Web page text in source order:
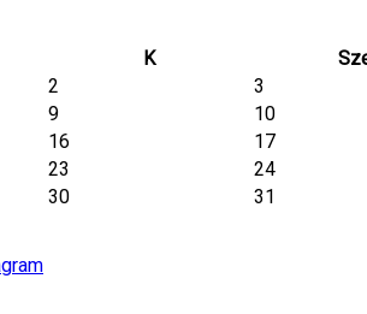
K
2
3
9
10
16
17
23
24
30 31